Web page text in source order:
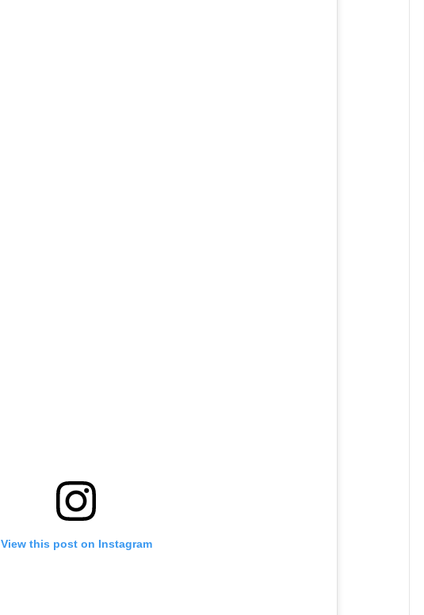
View this post on Instagram